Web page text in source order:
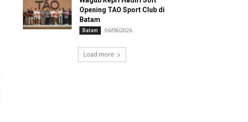
Opening TAO Sport Club di
Batam
Batam 06/08/2026
Load more